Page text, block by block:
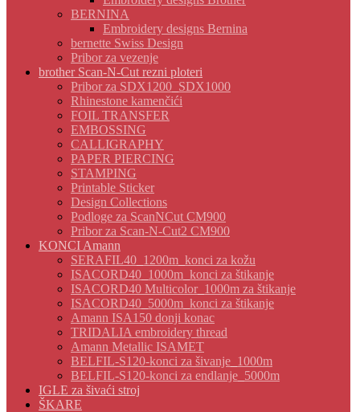
BERNINA
Embroidery designs Bernina
bernette Swiss Design
Pribor za vezenje
brother Scan-N-Cut rezni ploteri
Pribor za SDX1200_SDX1000
Rhinestone kamenčići
FOIL TRANSFER
EMBOSSING
CALLIGRAPHY
PAPER PIERCING
STAMPING
Printable Sticker
Design Collections
Podloge za ScanNCut CM900
Pribor za Scan-N-Cut2 CM900
KONCI Amann
SERAFIL40_1200m_konci za kožu
ISACORD40_1000m_konci za štikanje
ISACORD40 Multicolor_1000m za štikanje
ISACORD40_5000m_konci za štikanje
Amann ISA150 donji konac
TRIDALIA embroidery thread
Amann Metallic ISAMET
BELFIL-S120-konci za šivanje_1000m
BELFIL-S120-konci za endlanje_5000m
IGLE za šivaći stroj
ŠKARE